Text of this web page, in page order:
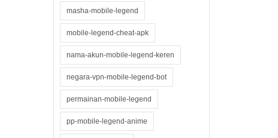
masha-mobile-legend
mobile-legend-cheat-apk
nama-akun-mobile-legend-keren
negara-vpn-mobile-legend-bot
permainan-mobile-legend
pp-mobile-legend-anime